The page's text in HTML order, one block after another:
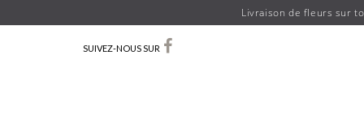
Livraison de fleurs sur
SUIVEZ-NOUS SUR